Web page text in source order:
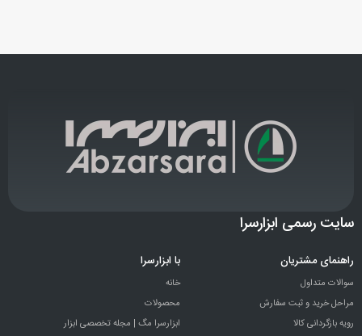
سایت رسمی ابزارسرا
راهنمای مشتریان
سوالات متداول
مراحل خرید و ثبت سفارش
رویه بازگردانی کالا
با ابزارسرا
خانه
محصولات
ابزارسرا مگ | مجله تخصصی ابزار